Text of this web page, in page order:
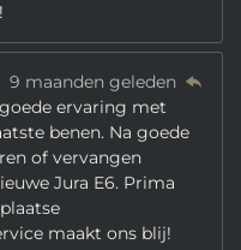
9 maanden geleden
ervaring met
benen. Na goede
of vervangen
Jura E6. Prima
maakt ons blij!